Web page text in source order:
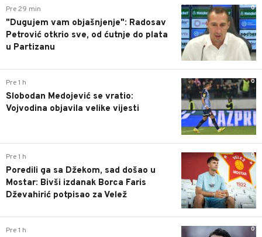
0
Pre 29 min
"Dugujem vam objašnjenje": Radosav
Petrović otkrio sve, od ćutnje do plata
u Partizanu
0
Pre 1 h
Slobodan Medojević se vratio:
Vojvodina objavila velike vijesti
0
Pre 1 h
Poredili ga sa Džekom, sad došao u
Mostar: Bivši izdanak Borca Faris
Dževahirić potpisao za Velež
0
Pre 1 h